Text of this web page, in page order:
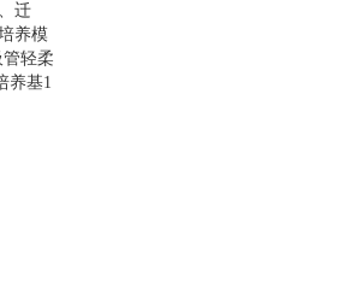
迁
养模
轻柔
养基1